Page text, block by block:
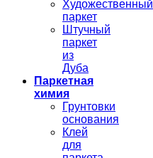
Художественный
паркет
Штучный
паркет
из
Дуба
Паркетная
химия
Грунтовки
основания
Клей
для